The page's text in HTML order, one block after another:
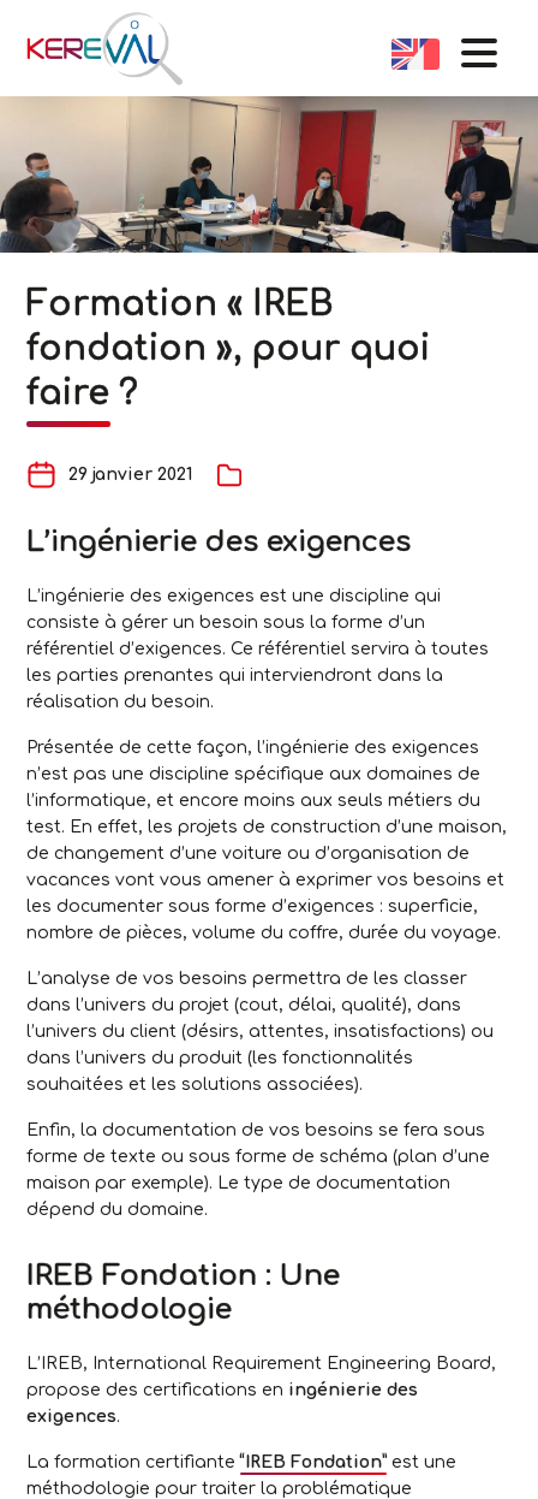
Formation « IREB
fondation », pour quoi
faire ?
29 janvier 2021
L’ingénierie des exigences
L’ingénierie des exigences est une discipline qui
consiste à gérer un besoin sous la forme d’un
référentiel d’exigences. Ce référentiel servira à toutes
les parties prenantes qui interviendront dans la
réalisation du besoin.
Présentée de cette façon, l’ingénierie des exigences
n’est pas une discipline spécifique aux domaines de
l’informatique, et encore moins aux seuls métiers du
test. En effet, les projets de construction d’une maison,
de changement d’une voiture ou d’organisation de
vacances vont vous amener à exprimer vos besoins et
les documenter sous forme d’exigences : superficie,
nombre de pièces, volume du coffre, durée du voyage.
L’analyse de vos besoins permettra de les classer
dans l’univers du projet (cout, délai, qualité), dans
l’univers du client (désirs, attentes, insatisfactions) ou
dans l’univers du produit (les fonctionnalités
souhaitées et les solutions associées).
Enfin, la documentation de vos besoins se fera sous
forme de texte ou sous forme de schéma (plan d’une
maison par exemple). Le type de documentation
dépend du domaine.
IREB Fondation : Une
méthodologie
L’IREB, International Requirement Engineering Board,
propose des certifications en ingénierie des
exigences.
La formation certifiante“IREB Fondation”est une
méthodologie pour traiter la problématique